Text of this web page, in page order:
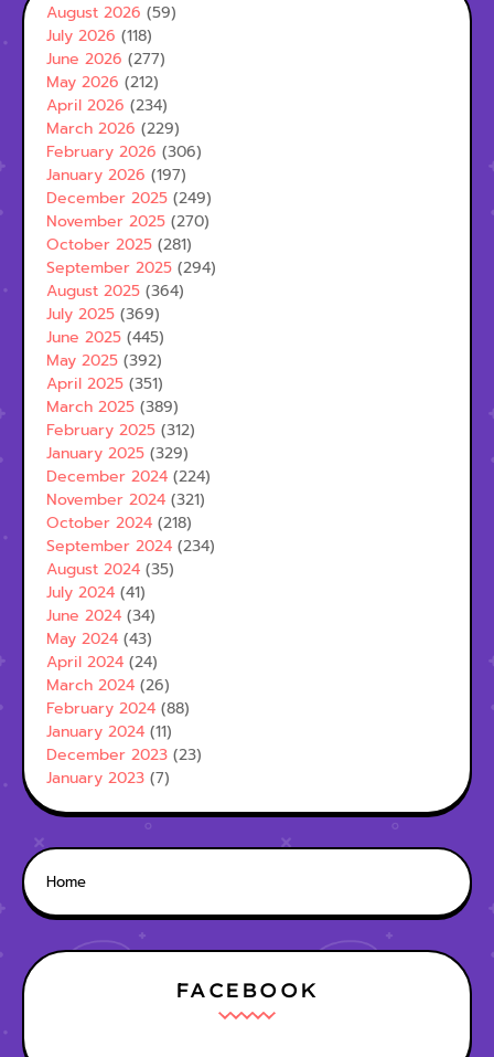
August 2026 (59)
July 2026 (118)
June 2026 (277)
May 2026 (212)
April 2026 (234)
March 2026 (229)
February 2026 (306)
January 2026 (197)
December 2025 (249)
November 2025 (270)
October 2025 (281)
September 2025 (294)
August 2025 (364)
July 2025 (369)
June 2025 (445)
May 2025 (392)
April 2025 (351)
March 2025 (389)
February 2025 (312)
January 2025 (329)
December 2024 (224)
November 2024 (321)
October 2024 (218)
September 2024 (234)
August 2024 (35)
July 2024 (41)
June 2024 (34)
May 2024 (43)
April 2024 (24)
March 2024 (26)
February 2024 (88)
January 2024 (11)
December 2023 (23)
January 2023 (7)
Home
FACEBOOK